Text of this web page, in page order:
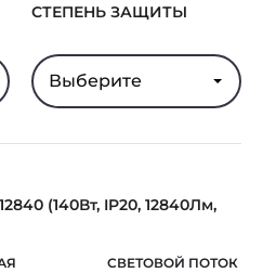
СТЕПЕНЬ ЗАЩИТЫ
Выберите
(140Вт, IP20, 12840Лм,